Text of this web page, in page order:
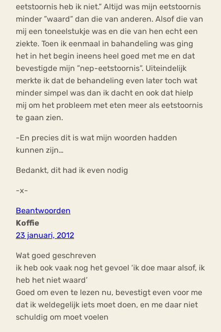
eetstoornis heb ik niet.” Altijd was mijn eetstoornis
minder ”waard” dan die van anderen. Alsof die van
mij een toneelstukje was en die van hen echt een
ziekte. Toen ik eenmaal in bahandeling was ging
het in het begin ineens heel goed met me en dat
bevestigde mijn ”nep-eetstoornis”. Uiteindelijk
merkte ik dat de behandeling even later toch wat
minder simpel was dan ik dacht en ook dat hielp
mij om het probleem met eten meer als eetstoornis
te gaan zien.
-En precies dit is wat mijn woorden hadden
kunnen zijn…
Bedankt, dit had ik even nodig
-x-
Beantwoorden
Koffie
23 januari, 2012
Wat goed geschreven
ik heb ook vaak nog het gevoel ‘ik doe maar alsof, ik
heb het niet waard’
Goed om even te lezen nu, bevestigt even voor me
dat ik weldegelijk iets moet doen, en me daar niet
schuldig om moet voelen